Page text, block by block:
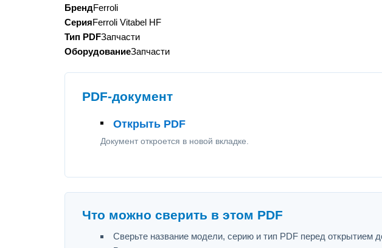
БрендFerroli
СерияFerroli Vitabel HF
Тип PDFЗапчасти
ОборудованиеЗапчасти
PDF-документ
Открыть PDF
Документ откроется в новой вкладке.
Что можно сверить в этом PDF
Сверьте название модели, серию и тип PDF перед открытием